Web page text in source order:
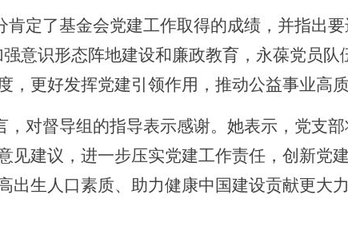
定了基金会党建工作取得的成绩，并指出要
意识形态阵地建设和廉政教育，永葆党员队
更好发挥党建引领作用，推动公益事业高质
，对督导组的指导表示感谢。她表示，党支
见建议，进一步压实党建工作责任，创新党
出生人口素质、助力健康中国建设贡献更大力